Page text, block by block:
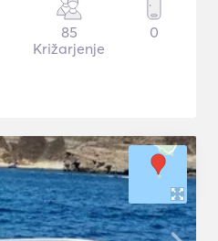
85
Križarjenje
0